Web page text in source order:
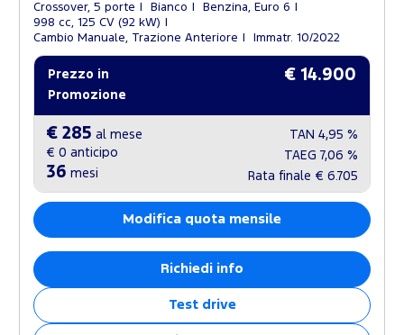
Crossover, 5 porte Bianco
Benzina, Euro 6
998 cc, 125 CV (92 kW)
Cambio Manuale, Trazione Anteriore
Immatr. 10/2022
Prezzo in
Promozione
€ 14.900
€ 285 al mese
€ 0 anticipo
36 mesi
TAN 4,95 %
TAEG 7,06 %
Rata finale € 6.705
Modifica quota mensile
Richiedi info
Test drive